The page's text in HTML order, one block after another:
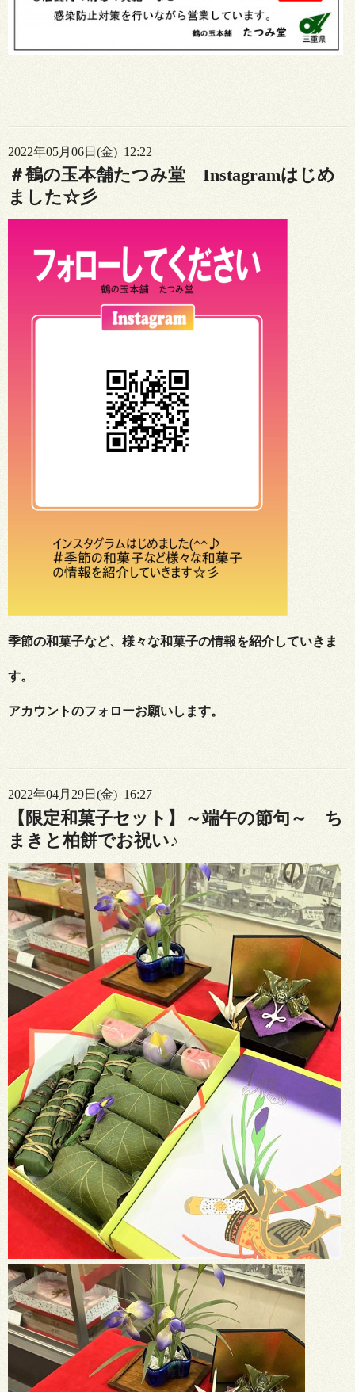
2022年05月06日(金) 12:22
＃鶴の玉本舗たつみ堂 Instagramはじめ
ました☆彡
季節の和菓子など、様々な和菓子の情報を紹介していきま
す。
アカウントのフォローお願いします。
2022年04月29日(金) 16:27
【限定和菓子セット】～端午の節句～ ち
まきと柏餅でお祝い♪